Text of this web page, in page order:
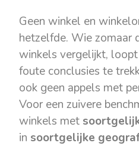
Geen winkel en
hetzelfde. Wie zomaar
winkels vergelijkt,
foute conclusies te
ook geen appels met
Voor een zuivere
winkels met
in soortgelijke